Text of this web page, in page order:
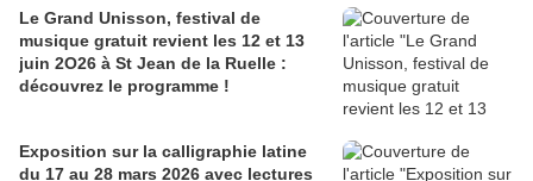
Le Grand Unisson, festival de
musique gratuit revient les 12 et 13
juin 2O26 à St Jean de la Ruelle :
découvrez le programme !
Exposition sur la calligraphie latine
du 17 au 28 mars 2026 avec lectures